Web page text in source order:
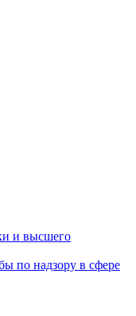
и высшего
по надзору в сфере